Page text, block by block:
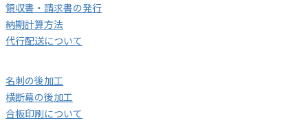
領収書・請求書の発行
納期計算方法
代行配送について
名刺の後加工
横断幕の後加工
合板印刷について